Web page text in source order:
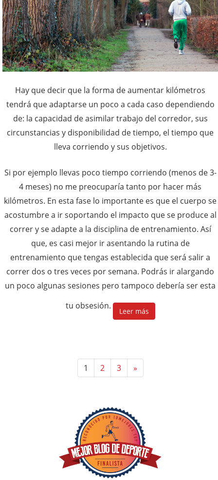
Hay que decir que la forma de aumentar kilómetros
tendrá que adaptarse un poco a cada caso dependiendo
de: la capacidad de asimilar trabajo del corredor, sus
circunstancias y disponibilidad de tiempo, el tiempo que
lleva corriendo y sus objetivos.
Si por ejemplo llevas poco tiempo corriendo (menos de 3-
4 meses) no me preocuparía tanto por hacer más
kilómetros. En esta fase lo importante es que el cuerpo se
acostumbre a ir soportando el impacto que se produce al
correr y se adapte a la disciplina de entrenamiento. Así
que, es casi mejor ir asentando la rutina de
entrenamiento que tengas establecida que será salir a
correr dos o tres veces por semana. Podrás ir alargando
un poco algunas sesiones pero tampoco debería ser esta
tu obsesión.
Leer más
1 2 3 »